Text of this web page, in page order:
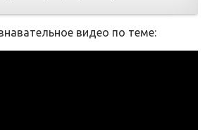
видео по теме: